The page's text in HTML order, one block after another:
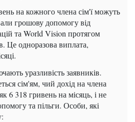
на кожного члена сім'ї можуть
грошову допомогу від
та World Vision протягом
Це одноразова виплата,
уразливість заявників.
сім'ям, чий дохід на члена
6 318 гривень на місяць, і не
та пільги. Особи, які